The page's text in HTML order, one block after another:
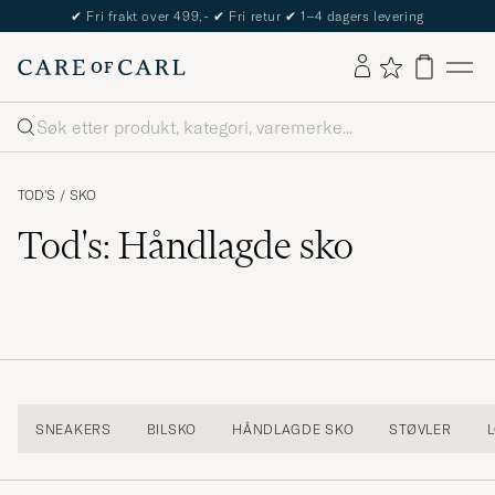
✔ Fri frakt over 499,- ✔ Fri retur ✔ 1–4 dagers levering
Søk
TOD'S / SKO
Tod's: Håndlagde sko
SNEAKERS BILSKO HÅNDLAGDE SKO STØVLER